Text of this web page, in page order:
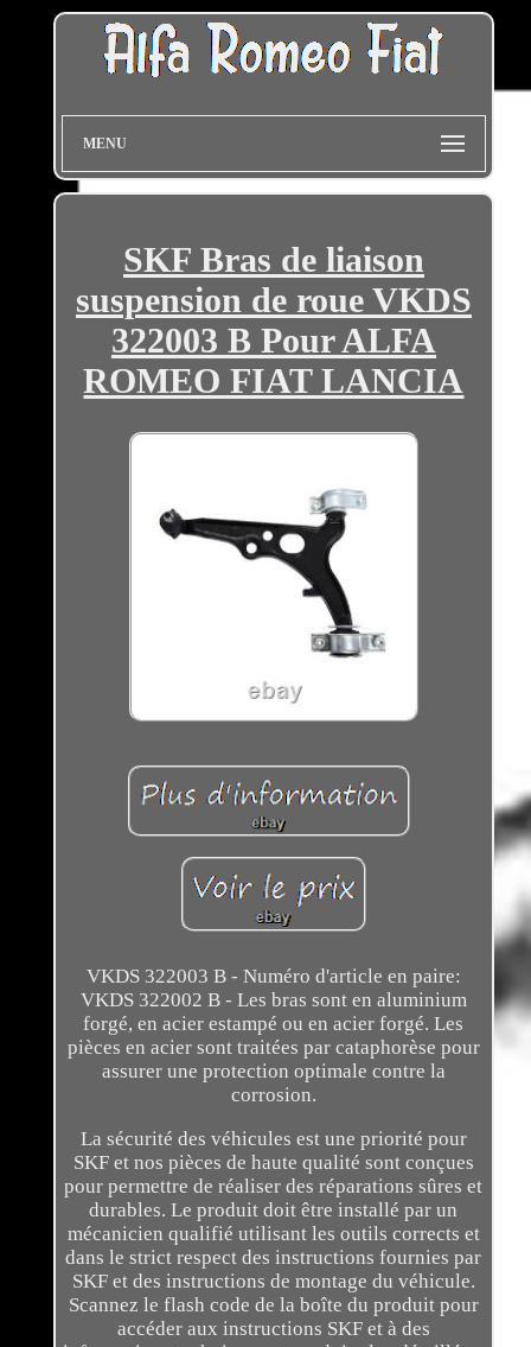
MENU
SKF Bras de liaison
suspension de roue VKDS
322003 B Pour ALFA
ROMEO FIAT LANCIA
VKDS 322003 B - Numéro d'article en paire:
VKDS 322002 B - Les bras sont en aluminium
forgé, en acier estampé ou en acier forgé. Les
pièces en acier sont traitées par cataphorèse pour
assurer une protection optimale contre la
corrosion.
La sécurité des véhicules est une priorité pour
SKF et nos pièces de haute qualité sont conçues
pour permettre de réaliser des réparations sûres et
durables. Le produit doit être installé par un
mécanicien qualifié utilisant les outils corrects et
dans le strict respect des instructions fournies par
SKF et des instructions de montage du véhicule.
Scannez le flash code de la boîte du produit pour
accéder aux instructions SKF et à des